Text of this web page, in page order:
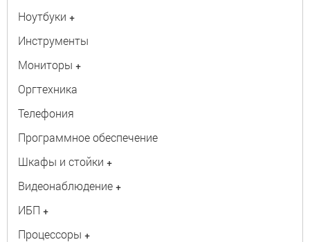
Ноутбуки +
Инструменты
Мониторы +
Оргтехника
Телефония
Программное обеспечение
Шкафы и стойки +
Видеонаблюдение +
ИБП +
Процессоры +